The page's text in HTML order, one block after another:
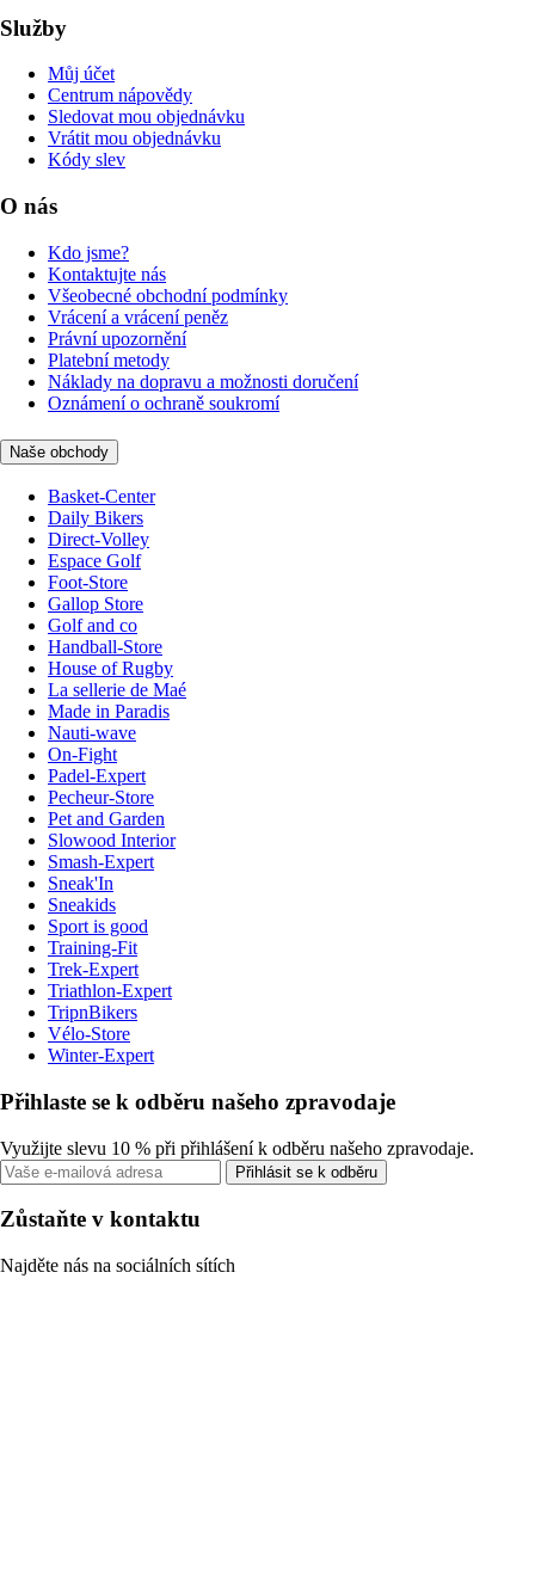
Služby
Můj účet
Centrum nápovědy
Sledovat mou objednávku
Vrátit mou objednávku
Kódy slev
O nás
Kdo jsme?
Kontaktujte nás
Všeobecné obchodní podmínky
Vrácení a vrácení peněz
Právní upozornění
Platební metody
Náklady na dopravu a možnosti doručení
Oznámení o ochraně soukromí
Naše obchody
Basket-Center
Daily Bikers
Direct-Volley
Espace Golf
Foot-Store
Gallop Store
Golf and co
Handball-Store
House of Rugby
La sellerie de Maé
Made in Paradis
Nauti-wave
On-Fight
Padel-Expert
Pecheur-Store
Pet and Garden
Slowood Interior
Smash-Expert
Sneak'In
Sneakids
Sport is good
Training-Fit
Trek-Expert
Triathlon-Expert
TripnBikers
Vélo-Store
Winter-Expert
Přihlaste se k odběru našeho zpravodaje
Využijte slevu 10 % při přihlášení k odběru našeho zpravodaje.
Přihlásit se k odběru
Zůstaňte v kontaktu
Najděte nás na sociálních sítích